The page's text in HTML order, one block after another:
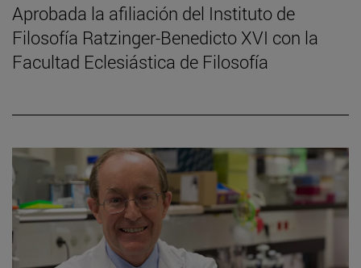
Aprobada la afiliación del Instituto de
Filosofía Ratzinger-Benedicto XVI con la
Facultad Eclesiástica de Filosofía